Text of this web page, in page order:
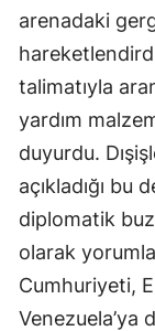
arenadaki
talimatıyla
yardım
duyurdu.
açıkladığı bu
diplomatik
olarak
Cumhuriyeti,
Venezuela’ya